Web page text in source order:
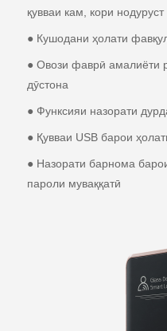
қувваи кам, кори нодуруст
● Кушодани ҳолати
● Овози фаврӣ амалиёти
дӯстона
● Функсияи назорати
● Қувваи USB барои
● Назорати барнома
пароли муваққатӣ